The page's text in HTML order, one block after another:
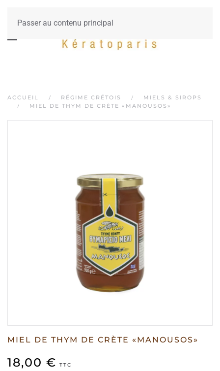
Passer au contenu principal
ACCUEIL RÉGIME CRÉTOIS
MIELS & SIROPS
MIEL DE THYM DE CRÈTE «MANOUSOS»
MIEL DE THYM DE CRÈTE «MANOUSOS»
18,00 € TTC